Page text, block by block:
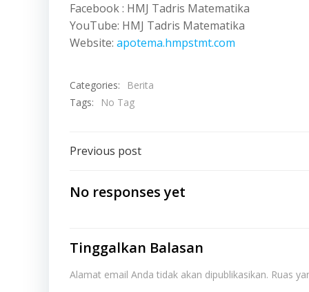
Facebook : HMJ Tadris Matematika
YouTube: HMJ Tadris Matematika
Website: apotema.hmpstmt.com
Categories:
Berita
Tags:
No Tag
Post
navigation
Previous post
No responses yet
Tinggalkan Balasan
Alamat email Anda tidak akan dipublikasikan. Ruas